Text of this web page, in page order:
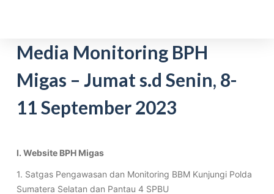
p
o
Media Monitoring BPH
Migas – Jumat s.d Senin, 8-
11 September 2023
I. Website BPH Migas
1. Satgas Pengawasan dan Monitoring BBM Kunjungi Polda
Sumatera Selatan dan Pantau 4 SPBU